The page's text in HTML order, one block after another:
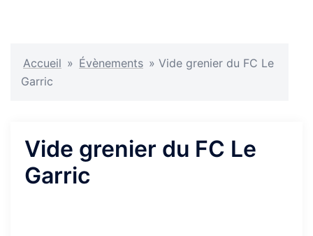
Accueil » Évènements » Vide grenier du FC Le
Garric
Vide grenier du FC Le
Garric